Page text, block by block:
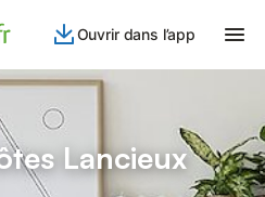
Ouvrir dans l’app
Lancieux